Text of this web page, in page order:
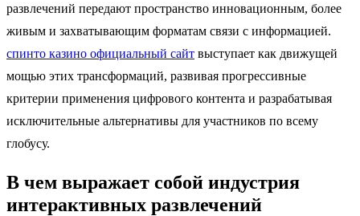
развлечений передают пространство инновационным, более
живым и захватывающим форматам связи с информацией.
спинто казино официальный сайт выступает как движущей
мощью этих трансформаций, развивая прогрессивные
критерии применения цифрового контента и разрабатывая
исключительные альтернативы для участников по всему
глобусу.
В чем выражает собой индустрия
интерактивных развлечений